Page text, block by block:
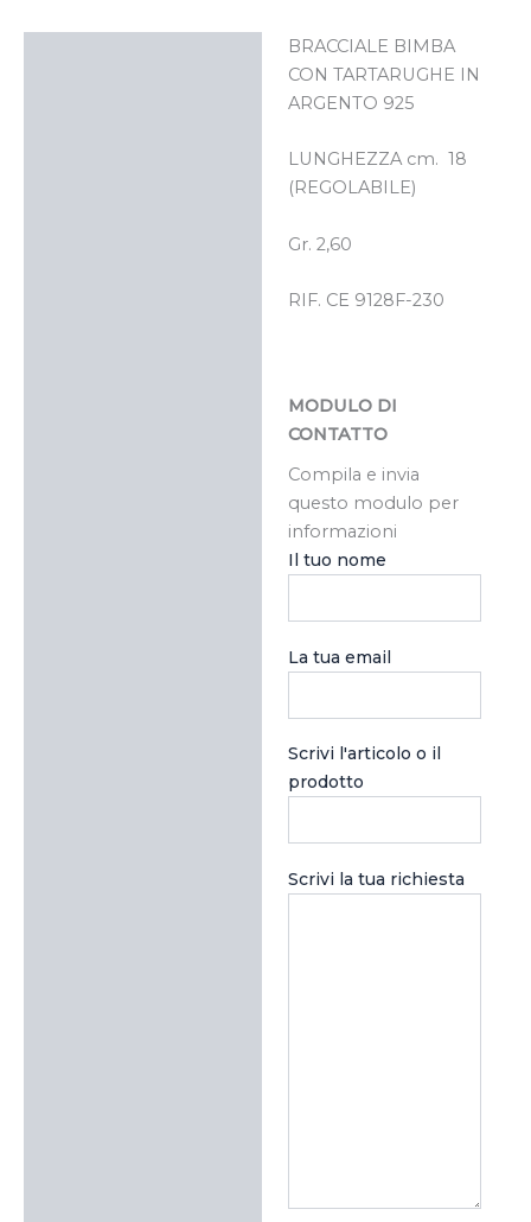
BRACCIALE BIMBA
CON TARTARUGHE IN
ARGENTO 925
LUNGHEZZA cm. 18
(REGOLABILE)
Gr. 2,60
RIF. CE 9128F-230
MODULO DI
CONTATTO
Compila e invia
questo modulo per
informazioni
Il tuo nome
La tua email
Scrivi l'articolo o il
prodotto
Scrivi la tua richiesta